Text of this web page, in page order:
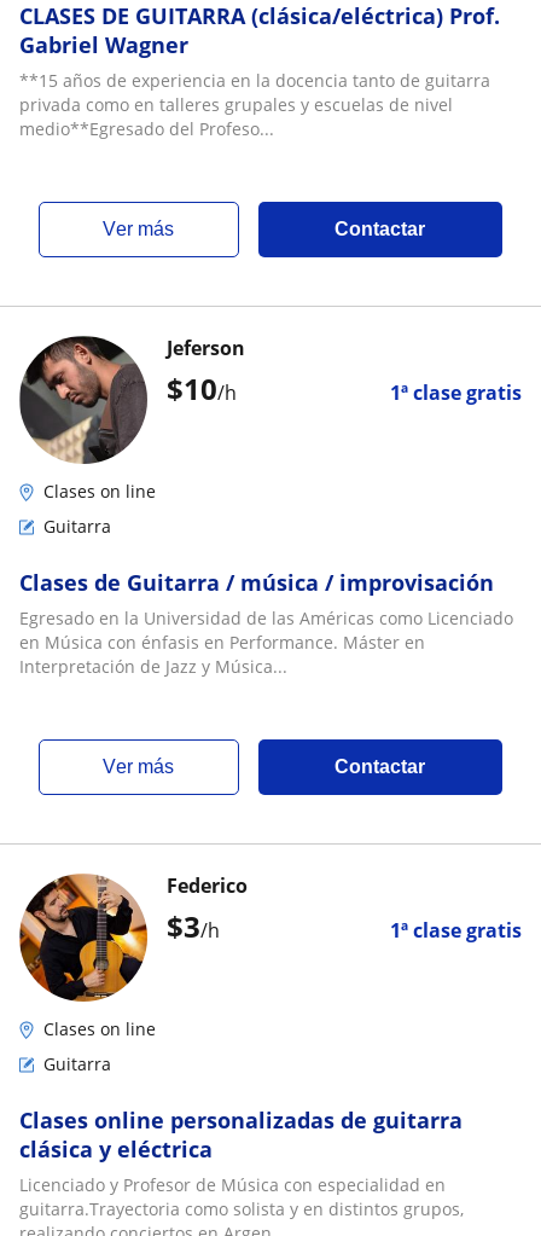
CLASES DE GUITARRA (clásica/eléctrica) Prof.
Gabriel Wagner
**15 años de experiencia en la docencia tanto de guitarra
privada como en talleres grupales y escuelas de nivel
medio**Egresado del Profeso...
ver más Contactar
$10/h 1ª clase gratis
Jeferson
Clases on line
Guitarra
Clases de Guitarra / música / improvisación
Egresado en la Universidad de las Américas como Licenciado
en Música con énfasis en Performance. Máster en
Interpretación de Jazz y Música...
ver más Contactar
$3/h 1ª clase gratis
Federico
Clases on line
Guitarra
Clases online personalizadas de guitarra
clásica y eléctrica
Licenciado y Profesor de Música con especialidad en
guitarra.Trayectoria como solista y en distintos grupos,